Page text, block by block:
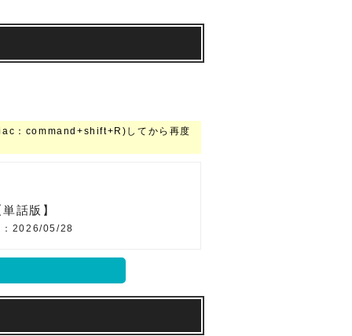
：command+shift+R)してから再度
話版】
：2026/05/28